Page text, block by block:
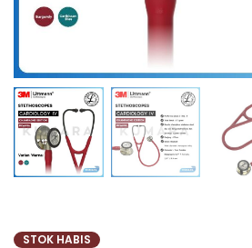
STOK HABIS